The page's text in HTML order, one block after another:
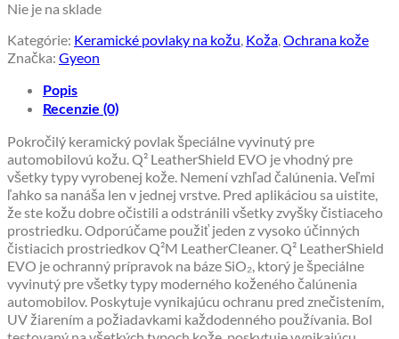
Nie je na sklade
Kategórie: Keramické povlaky na kožu, Koža,Ochrana kože
Značka: Gyeon
Popis
Recenzie (0)
Pokročilý keramický povlak špeciálne vyvinutý pre
automobilovú kožu. Q² LeatherShield EVO je vhodný pre
všetky typy vyrobenej kože. Nemení vzhľad čalúnenia. Veľmi
ľahko sa nanáša len v jednej vrstve. Pred aplikáciou sa uistite,
že ste kožu dobre očistili a odstránili všetky zvyšky čistiaceho
prostriedku. Odporúčame použiť jeden z vysoko účinných
čistiacich prostriedkov Q²M LeatherCleaner. Q² LeatherShield
EVO je ochranný prípravok na báze SiO₂, ktorý je špeciálne
vyvinutý pre všetky typy moderného koženého čalúnenia
automobilov. Poskytuje vynikajúcu ochranu pred znečistením,
UV žiarením a požiadavkami každodenného používania. Bol